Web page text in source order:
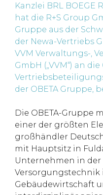
Kanzlei BRL BOEGE
hat die R+S Group
Gruppe aus der
der Newa-Vertriebs
VVM Verwaltungs-,
GmbH („VVM“) an die
der OBETA Gruppe,
Die OBETA-Gruppe
einer der größten
großhändler
mit Hauptsitz in
Unternehmen in
Versorgungstechnik
Gebäudewirtschaft